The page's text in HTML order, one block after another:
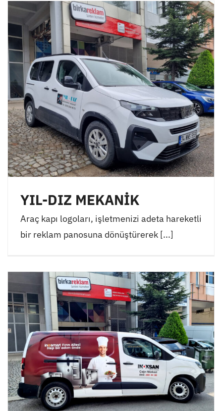
YIL-DIZ MEKANİK
Araç kapı logoları, işletmenizi adeta hareketli
bir reklam panosuna dönüştürerek [...]